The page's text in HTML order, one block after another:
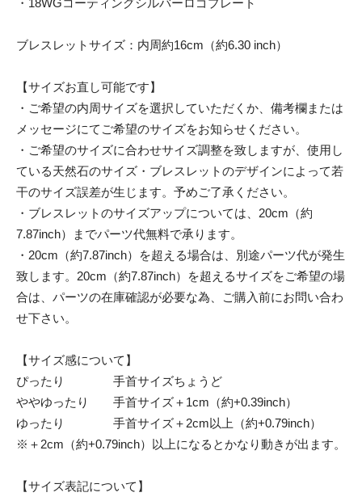
・18WGコーティングシルバーロゴプレート
ブレスレットサイズ：内周約16cm（約6.30 inch）
【サイズお直し可能です】
・ご希望の内周サイズを選択していただくか、備考欄または
メッセージにてご希望のサイズをお知らせください。
・ご希望のサイズに合わせサイズ調整を致しますが、使用し
ている天然石のサイズ・ブレスレットのデザインによって若
干のサイズ誤差が生じます。予めご了承ください。
・ブレスレットのサイズアップについては、20cm（約
7.87inch）までパーツ代無料で承ります。
・20cm（約7.87inch）を超える場合は、別途パーツ代が発生
致します。20cm（約7.87inch）を超えるサイズをご希望の場
合は、パーツの在庫確認が必要な為、ご購入前にお問い合わ
せ下さい。
【サイズ感について】
ぴったり 手首サイズちょうど
ややゆったり 手首サイズ＋1cm（約+0.39inch）
ゆったり 手首サイズ＋2cm以上（約+0.79inch）
※＋2cm（約+0.79inch）以上になるとかなり動きが出ます。
【サイズ表記について】